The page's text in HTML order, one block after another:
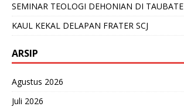
SEMINAR TEOLOGI DEHONIAN DI TAUBATE
KAUL KEKAL DELAPAN FRATER SCJ
ARSIP
Agustus 2026
Juli 2026